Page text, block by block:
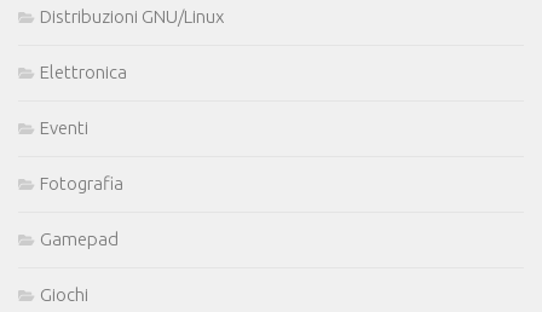
Distribuzioni GNU/Linux
Elettronica
Eventi
Fotografia
Gamepad
Giochi